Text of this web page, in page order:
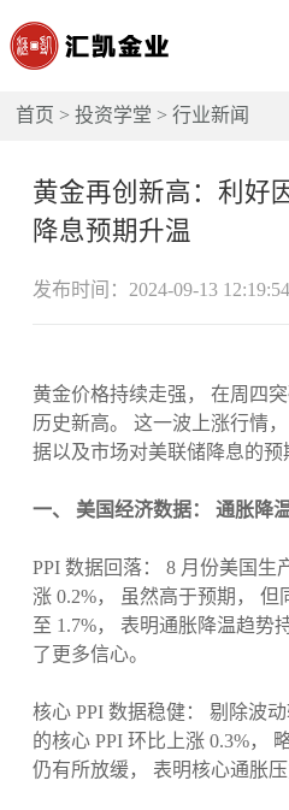
首页 >投资学堂 >行业新闻
黄金再创新高：利好
降息预期升温
发布时间：2024-09-13
黄金价格持续走强， 在周四
历史新高。 这一波上涨行情
据以及市场对美联储降息的预
一、 美国经济数据： 通胀降
PPI 数据回落： 8 月份美国生
涨 0.2%， 虽然高于预期， 但
至 1.7%， 表明通胀降温趋势
了更多信心。
核心 PPI 数据稳健： 剔除波
的核心 PPI 环比上涨 0.3%，
仍有所放缓， 表明核心通胀压